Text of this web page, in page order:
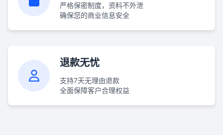
严格保密制度，资料不外泄
确保您的商业信息安全
退款无忧
支持7天无理由退款
全面保障客户合理权益